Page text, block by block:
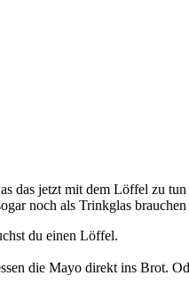
das jetzt mit dem Löffel zu
noch als Trinkglas
du einen Löffel.
die Mayo direkt ins Brot.